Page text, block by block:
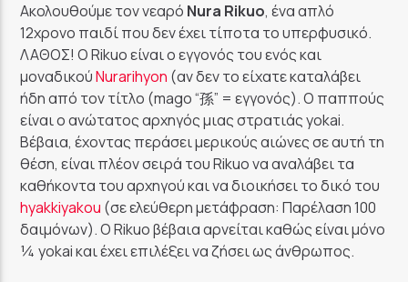
Ακολουθούμε τον νεαρό Nura Rikuo, ένα απλό
12χρονο παιδί που δεν έχει τίποτα το υπερφυσικό.
ΛΑΘΟΣ! Ο Rikuo είναι ο εγγονός του ενός και
μοναδικούNurarihyon (αν δεν το είχατε καταλάβει
ήδη από τον τίτλο (mago “孫” = εγγονός). Ο παππούς
είναι ο ανώτατος αρχηγός μιας στρατιάς yokai.
Βέβαια, έχοντας περάσει μερικούς αιώνες σε αυτή τη
θέση, είναι πλέον σειρά του Rikuo να αναλάβει τα
καθήκοντα του αρχηγού και να διοικήσει το δικό του
hyakkiyakou (σε ελεύθερη μετάφραση: Παρέλαση 100
δαιμόνων). O Rikuo βέβαια αρνείται καθώς είναι μόνο
¼ yokai και έχει επιλέξει να ζήσει ως άνθρωπος.